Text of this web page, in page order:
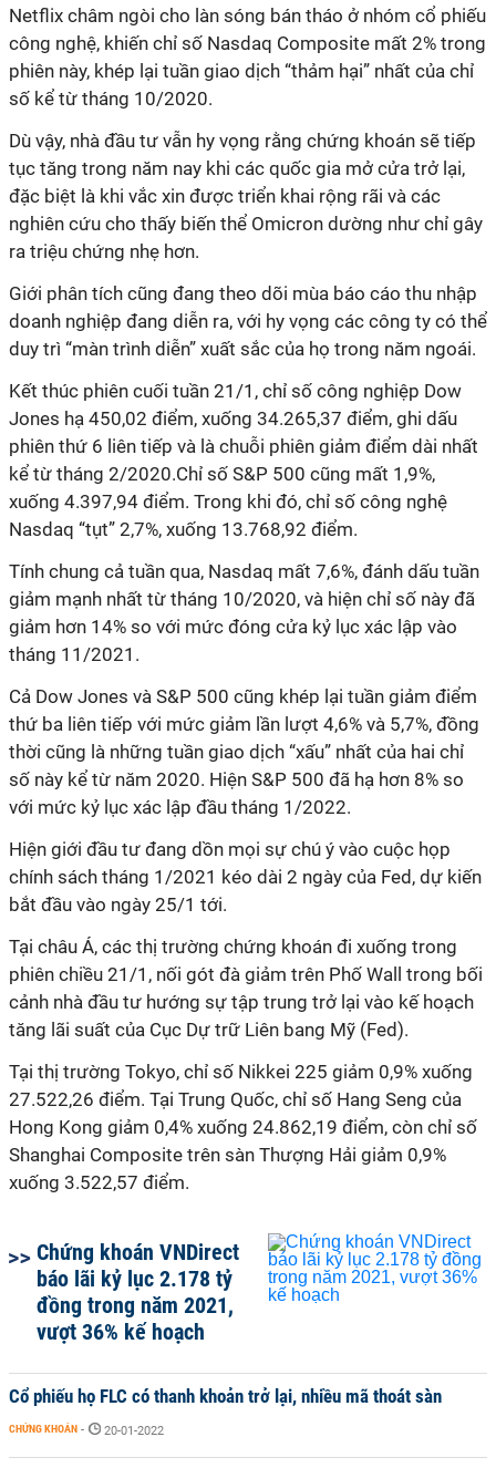
Netflix châm ngòi cho làn sóng bán tháo ở nhóm cổ phiếu
công nghệ, khiến chỉ số Nasdaq Composite mất 2% trong
phiên này, khép lại tuần giao dịch “thảm hại” nhất của chỉ
số kể từ tháng 10/2020.
Dù vậy, nhà đầu tư vẫn hy vọng rằng chứng khoán sẽ tiếp
tục tăng trong năm nay khi các quốc gia mở cửa trở lại,
đặc biệt là khi vắc xin được triển khai rộng rãi và các
nghiên cứu cho thấy biến thể Omicron dường như chỉ gây
ra triệu chứng nhẹ hơn.
Giới phân tích cũng đang theo dõi mùa báo cáo thu nhập
doanh nghiệp đang diễn ra, với hy vọng các công ty có thể
duy trì “màn trình diễn” xuất sắc của họ trong năm ngoái.
Kết thúc phiên cuối tuần 21/1, chỉ số công nghiệp Dow
Jones hạ 450,02 điểm, xuống 34.265,37 điểm, ghi dấu
phiên thứ 6 liên tiếp và là chuỗi phiên giảm điểm dài nhất
kể từ tháng 2/2020.Chỉ số S&P 500 cũng mất 1,9%,
xuống 4.397,94 điểm. Trong khi đó, chỉ số công nghệ
Nasdaq “tụt” 2,7%, xuống 13.768,92 điểm.
Tính chung cả tuần qua, Nasdaq mất 7,6%, đánh dấu tuần
giảm mạnh nhất từ tháng 10/2020, và hiện chỉ số này đã
giảm hơn 14% so với mức đóng cửa kỷ lục xác lập vào
tháng 11/2021.
Cả Dow Jones và S&P 500 cũng khép lại tuần giảm điểm
thứ ba liên tiếp với mức giảm lần lượt 4,6% và 5,7%, đồng
thời cũng là những tuần giao dịch “xấu” nhất của hai chỉ
số này kể từ năm 2020. Hiện S&P 500 đã hạ hơn 8% so
với mức kỷ lục xác lập đầu tháng 1/2022.
Hiện giới đầu tư đang dồn mọi sự chú ý vào cuộc họp
chính sách tháng 1/2021 kéo dài 2 ngày của Fed, dự kiến
bắt đầu vào ngày 25/1 tới.
Tại châu Á, các thị trường chứng khoán đi xuống trong
phiên chiều 21/1, nối gót đà giảm trên Phố Wall trong bối
cảnh nhà đầu tư hướng sự tập trung trở lại vào kế hoạch
tăng lãi suất của Cục Dự trữ Liên bang Mỹ (Fed).
Tại thị trường Tokyo, chỉ số Nikkei 225 giảm 0,9% xuống
27.522,26 điểm. Tại Trung Quốc, chỉ số Hang Seng của
Hong Kong giảm 0,4% xuống 24.862,19 điểm, còn chỉ số
Shanghai Composite trên sàn Thượng Hải giảm 0,9%
xuống 3.522,57 điểm.
Chứng khoán VNDirect
báo lãi kỷ lục 2.178 tỷ
đồng trong năm 2021,
vượt 36% kế hoạch
Cổ phiếu họ FLC có thanh khoản trở lại, nhiều mã thoát sàn
CHỨNG KHOÁN - 20-01-2022